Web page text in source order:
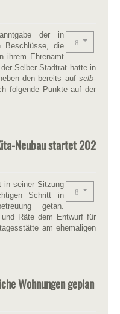
der in
Beschlüsse, die
ihrem Ehrenamt
Selber Stadtrat hatte in
den bereits auf selb-
folgende Punkte auf der
Neubau startet 202
in seiner Sitzung
Schritt in
getan.
Räte dem Entwurf für
am ehemaligen
Wohnungen geplan